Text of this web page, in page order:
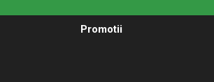
Promotii